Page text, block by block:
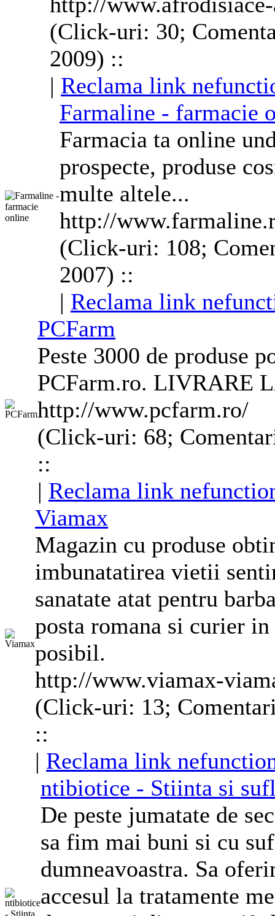
(Click-uri: 30;
2009) ::
| Reclama link
Farmaline - farmacie
Farmacia ta online
prospecte, produse
multe altele...
http://
(Click-uri: 108;
2007) ::
| Reclama link
PCFarm
Peste 3000 de produse
PCFarm.ro. LIVRARE
http://www.pcfarm.ro/
(Click-uri: 68;
::
| Reclama link
Viamax
Magazin cu produse
imbunatatirea vietii
sanatate atat pentru
posta romana si curier
posibil.
http://www.viamax-
(Click-uri: 13;
::
| Reclama link
ntibiotice - Stiinta si
De peste jumatate de
sa fim mai buni si cu
dumneavoastra. Sa
accesul la tratamente